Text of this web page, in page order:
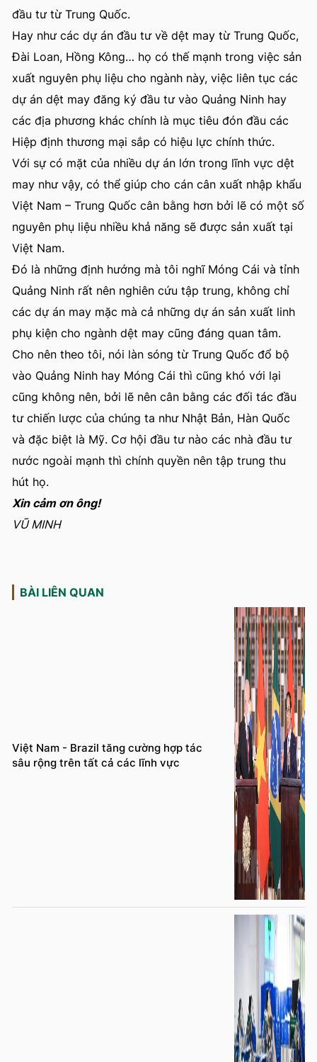
đầu tư từ Trung Quốc.
Hay như các dự án đầu tư về dệt may từ Trung Quốc,
Đài Loan, Hồng Kông… họ có thế mạnh trong việc sản
xuất nguyên phụ liệu cho ngành này, việc liên tục các
dự án dệt may đăng ký đầu tư vào Quảng Ninh hay
các địa phương khác chính là mục tiêu đón đầu các
Hiệp định thương mại sắp có hiệu lực chính thức.
Với sự có mặt của nhiều dự án lớn trong lĩnh vực dệt
may như vậy, có thể giúp cho cán cân xuất nhập khẩu
Việt Nam – Trung Quốc cân bằng hơn bởi lẽ có một số
nguyên phụ liệu nhiều khả năng sẽ được sản xuất tại
Việt Nam.
Đó là những định hướng mà tôi nghĩ Móng Cái và tỉnh
Quảng Ninh rất nên nghiên cứu tập trung, không chỉ
các dự án may mặc mà cả những dự án sản xuất linh
phụ kiện cho ngành dệt may cũng đáng quan tâm.
Cho nên theo tôi, nói làn sóng từ Trung Quốc đổ bộ
vào Quảng Ninh hay Móng Cái thì cũng khó với lại
cũng không nên, bởi lẽ nên cân bằng các đối tác đầu
tư chiến lược của chúng ta như Nhật Bản, Hàn Quốc
và đặc biệt là Mỹ. Cơ hội đầu tư nào các nhà đầu tư
nước ngoài mạnh thì chính quyền nên tập trung thu
hút họ.
Xin cảm ơn ông!
VŨ MINH
BÀI LIÊN QUAN
Việt Nam - Brazil tăng cường hợp tác
sâu rộng trên tất cả các lĩnh vực